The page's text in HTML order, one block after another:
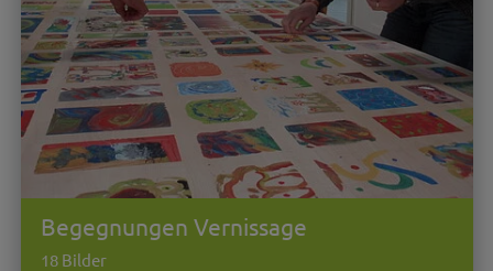
Begegnungen Vernissage
18 Bilder